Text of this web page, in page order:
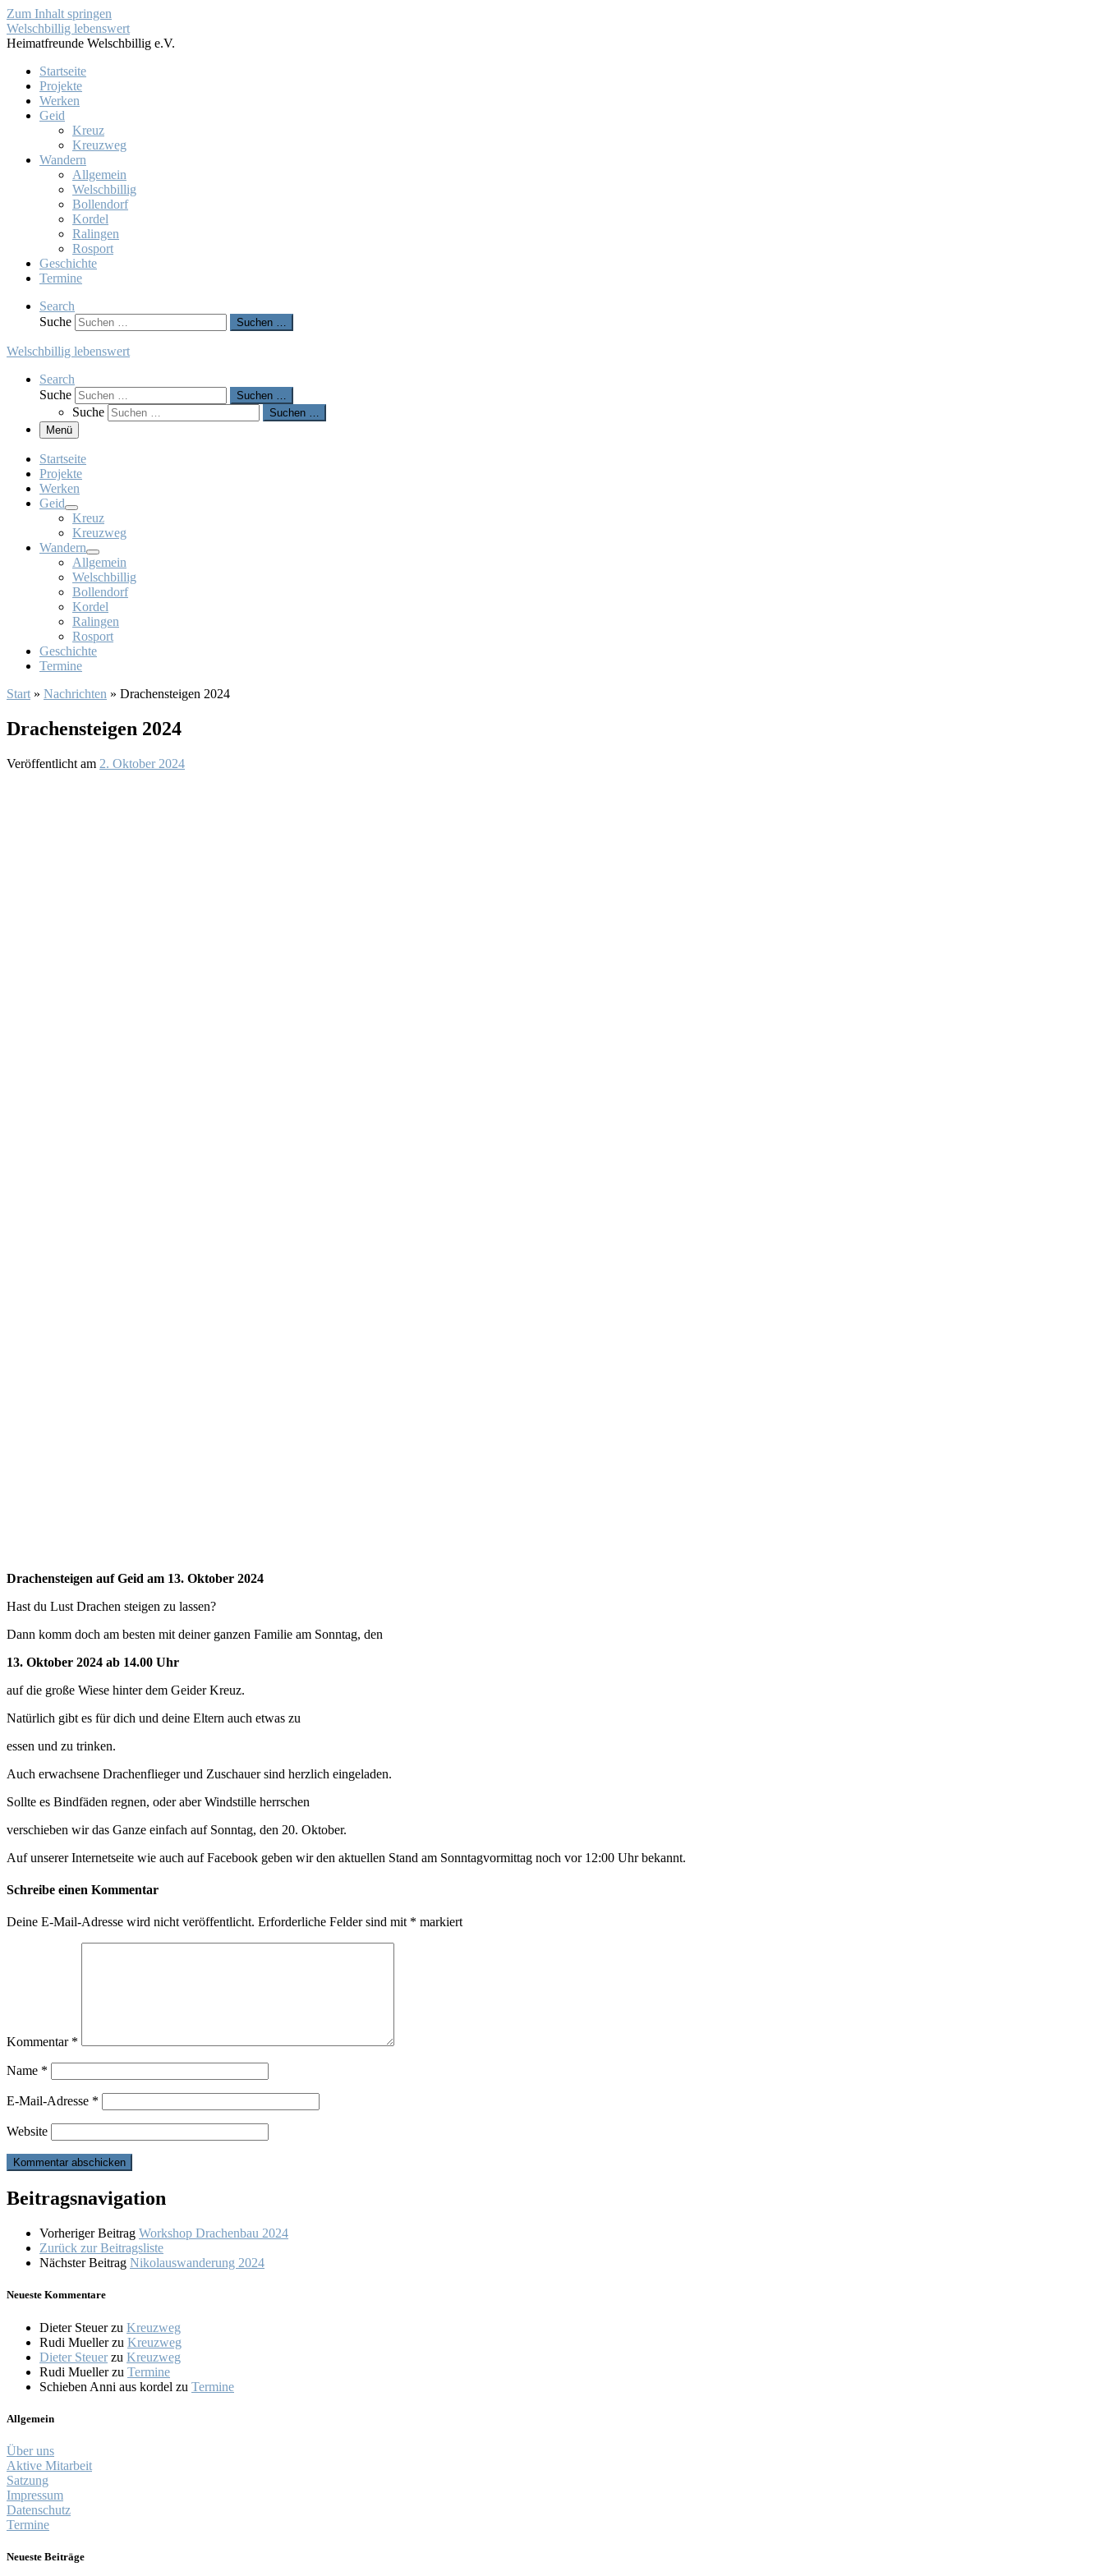
Zum Inhalt springen
Welschbillig lebenswert
Heimatfreunde Welschbillig e.V.
Startseite
Projekte
Werken
Geid
Kreuz
Kreuzweg
Wandern
Allgemein
Welschbillig
Bollendorf
Kordel
Ralingen
Rosport
Geschichte
Termine
Search
Suche
Suchen …
Welschbillig lebenswert
Search
Suche
Suchen …
Suche
Suchen …
Menü
Startseite
Projekte
Werken
Geid
Kreuz
Kreuzweg
Wandern
Allgemein
Welschbillig
Bollendorf
Kordel
Ralingen
Rosport
Geschichte
Termine
Start » Nachrichten » Drachensteigen 2024
Drachensteigen 2024
Veröffentlicht am 2. Oktober 2024
Drachensteigen auf Geid am 13. Oktober 2024
Hast du Lust Drachen steigen zu lassen?
Dann komm doch am besten mit deiner ganzen Familie am Sonntag, den
13. Oktober 2024 ab 14.00 Uhr
auf die große Wiese hinter dem Geider Kreuz.
Natürlich gibt es für dich und deine Eltern auch etwas zu
essen und zu trinken.
Auch erwachsene Drachenflieger und Zuschauer sind herzlich eingeladen.
Sollte es Bindfäden regnen, oder aber Windstille herrschen
verschieben wir das Ganze einfach auf Sonntag, den 20. Oktober.
Auf unserer Internetseite wie auch auf Facebook geben wir den aktuellen Stand am Sonntagvormittag noch vor 12:00 Uhr bekannt.
Schreibe einen Kommentar
Deine E-Mail-Adresse wird nicht veröffentlicht. Erforderliche Felder sind mit * markiert
Kommentar *
Name *
E-Mail-Adresse *
Website
Beitragsnavigation
Vorheriger Beitrag Workshop Drachenbau 2024
Zurück zur Beitragsliste
Nächster Beitrag Nikolauswanderung 2024
Neueste Kommentare
Dieter Steuerzu Kreuzweg
Rudi Muellerzu Kreuzweg
Dieter Steuerzu Kreuzweg
Rudi Muellerzu Termine
Schieben Anni aus kordel zu Termine
Allgemein
Über uns
Aktive Mitarbeit
Satzung
Impressum
Datenschutz
Termine
Neueste Beiträge